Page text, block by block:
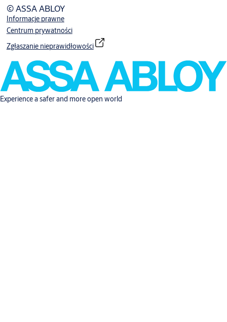
© ASSA ABLOY
Informacje prawne
Centrum prywatności
Zgłaszanie nieprawidłowości
Experience a safer and more open world